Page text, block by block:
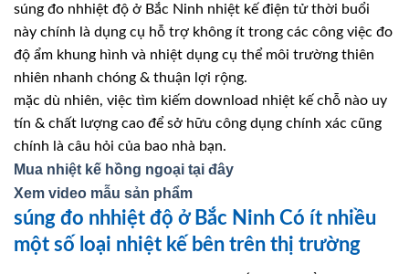
súng đo nhhiệt độ ở Bắc Ninh nhiệt kế điện tử thời buổi
này chính là dụng cụ hỗ trợ không ít trong các công việc đo
độ ẩm khung hình và nhiệt dụng cụ thể môi trường thiên
nhiên nhanh chóng & thuận lợi rộng.
mặc dù nhiên, việc tìm kiếm download nhiệt kế chỗ nào uy
tín & chất lượng cao để sở hữu công dụng chính xác cũng
chính là câu hỏi của bao nhà bạn.
Mua nhiệt kế hồng ngoại tại đây
Xem video mẫu sản phẩm
súng đo nhhiệt độ ở Bắc Ninh Có ít nhiều
một số loại nhiệt kế bên trên thị trường